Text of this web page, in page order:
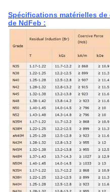
Spécifications matérielles
de NdFeb :